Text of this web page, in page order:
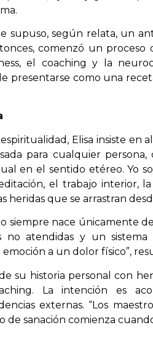
supuso, según relata, un
comenzó un
el coaching y la
como una
Elisa insiste en
para cualquier
en el sentido etéreo. Yo
el trabajo interior,
que se arrastran
siempre nace únicamente
no atendidas y un sistema
a un dolor físico”,
su historia personal con
La intención es
externas. “Los
sanación comienza